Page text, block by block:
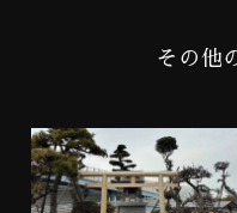
その他